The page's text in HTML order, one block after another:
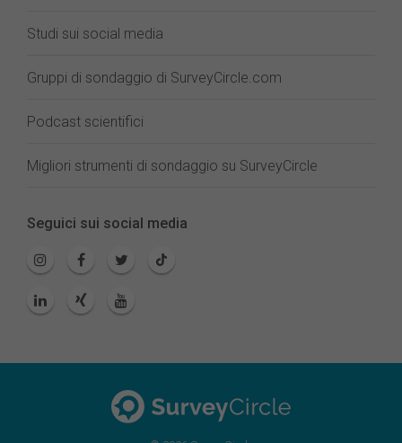
Studi sui social media
Gruppi di sondaggio di SurveyCircle.com
Podcast scientifici
Migliori strumenti di sondaggio su SurveyCircle
Seguici sui social media